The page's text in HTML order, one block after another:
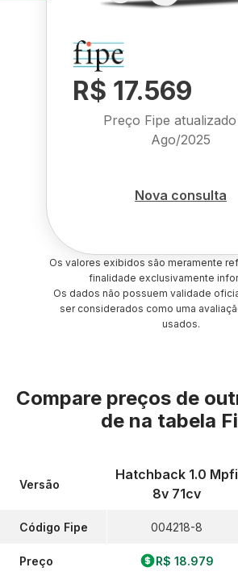
R$ 17.569
Preço Fipe
Ago/2025
Nova consulta
Os valores exibidos são meramente
finalidade exclusivamente
Os dados não possuem validade
ser considerados como uma
usados.
Compare preços de
de na tabela
Versão
Código Fipe
Preço
Hatchback 1.0 Mpfi
8v 71cv
004218-8
R$ 18.979